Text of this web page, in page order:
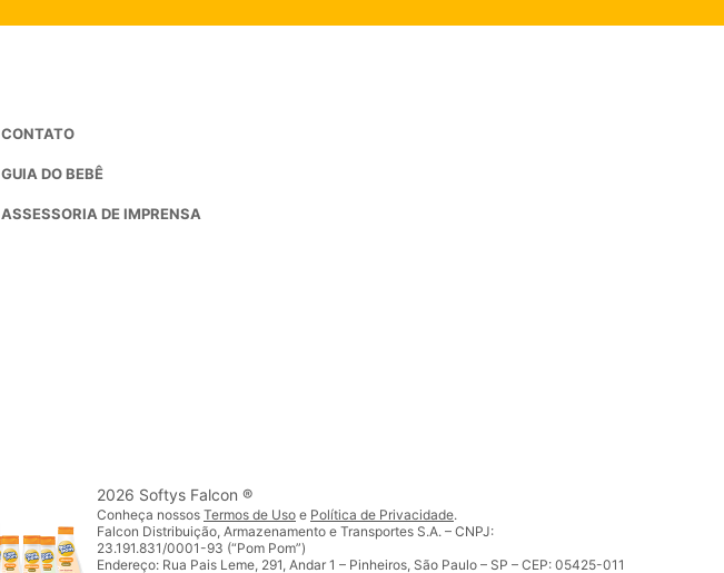
CONTATO
GUIA DO BEBÊ
ASSESSORIA DE IMPRENSA
2026 Softys Falcon ®
Conheça nossos Termos de Uso e Política de Privacidade.
Falcon Distribuição, Armazenamento e Transportes S.A. – CNPJ:
23.191.831/0001-93 (“Pom Pom”)
Endereço: Rua Pais Leme, 291, Andar 1 – Pinheiros, São Paulo – SP – CEP: 05425-011